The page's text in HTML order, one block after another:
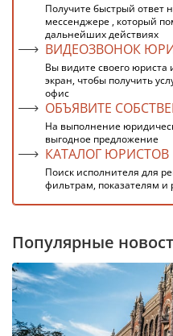
Получите быстрый ответ
мессенджере , который
дальнейших действиях
ВИДЕОЗВОНОК
Вы видите своего юриста
экран, чтобы получить
офис
ОБЪЯВИТЕ
На выполнение
выгодное предложение
КАТАЛОГ ЮРИСТОВ
Поиск исполнителя для
фильтрам, показателям и
Популярные